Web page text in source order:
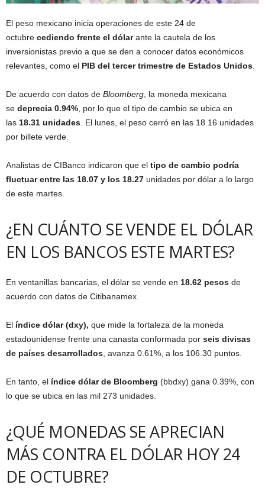
El peso mexicano inicia operaciones de este 24 de
octubre cediendo frente el dólarante la cautela de los
inversionistas previo a que se den a conocer datos económicos
relevantes, como el PIB del tercer trimestre de Estados Unidos
De acuerdo con datos de Bloomberg , la moneda mexicana
se deprecia 0.94% , por lo que el tipo de cambio se ubica en
las 18.31 unidades . El lunes, el peso cerró en las 18.16 unidades
por billete verde.
Analistas de CIBanco indicaron que el tipo de cambio podría
fluctuar entre las 18.07 y los 18.27 unidades por dólar a lo largo
de este martes.
¿EN CUÁNTO SE VENDE EL DÓLAR
EN LOS BANCOS ESTE MARTES?
En ventanillas bancarias, el dólar se vende en 18.62 pesos de
acuerdo con datos de Citibanamex.
El índice dólar (dxy), que mide la fortaleza de la moneda
estadounidense frente una canasta conformada por seis divisas
de países desarrollados , avanza 0.61%, a los 106.30 puntos.
En tanto, el índice dólar de Bloomberg (bbdxy) gana 0.39%, con
lo que se ubica en las mil 273 unidades.
¿QUÉ MONEDAS SE APRECIAN
MÁS CONTRA EL DÓLAR HOY 24
DE OCTUBRE?